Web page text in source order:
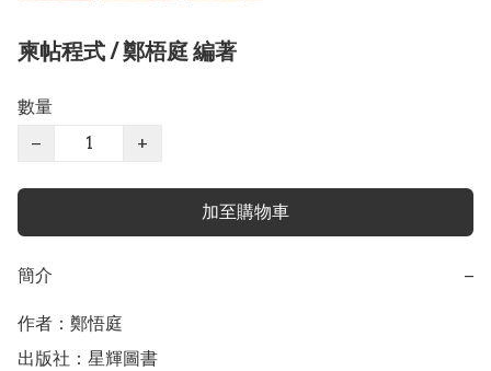
柬帖程式 / 鄭梧庭 編著
數量
−
+
加至購物車
簡介 −
作者：鄭悟庭
出版社：星輝圖書